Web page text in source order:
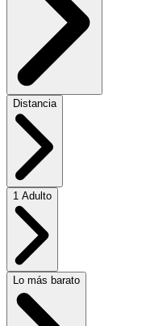
Distancia
1 Adulto
Lo más barato